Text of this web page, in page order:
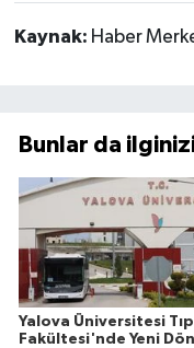
Kaynak: Haber
Bunlar da
Yalova Üniversitesi Tıp
Fakültesi'nde Yeni